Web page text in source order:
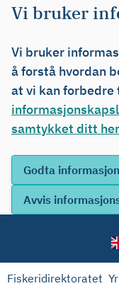
Vi bruker
Vi bruker
å forstå hvordan
at vi kan forbedre
samtykket ditt her
Fiskeridirektoratet